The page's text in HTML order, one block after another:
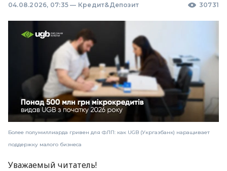
04.08.2026, 07:35 — Кредит&Депозит 30731
Более полумиллиарда гривен для ФЛП: как UGB (Укргазбанк) наращивает
поддержку малого бизнеса
Уважаемый читатель!